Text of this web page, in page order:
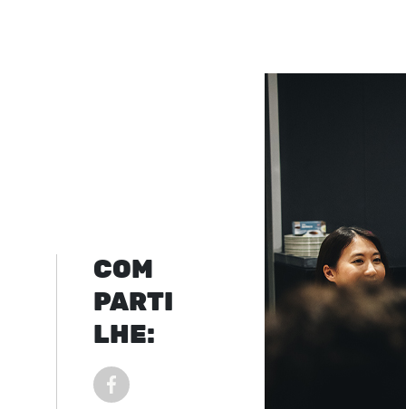
COM
PARTI
LHE:
COMPARTILHAR POST NO FACEBOOK EM